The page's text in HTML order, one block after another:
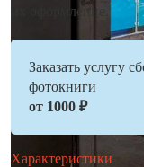
их оформление.
Заказать услугу
фотокниги
от 1000 ₽
Характеристики